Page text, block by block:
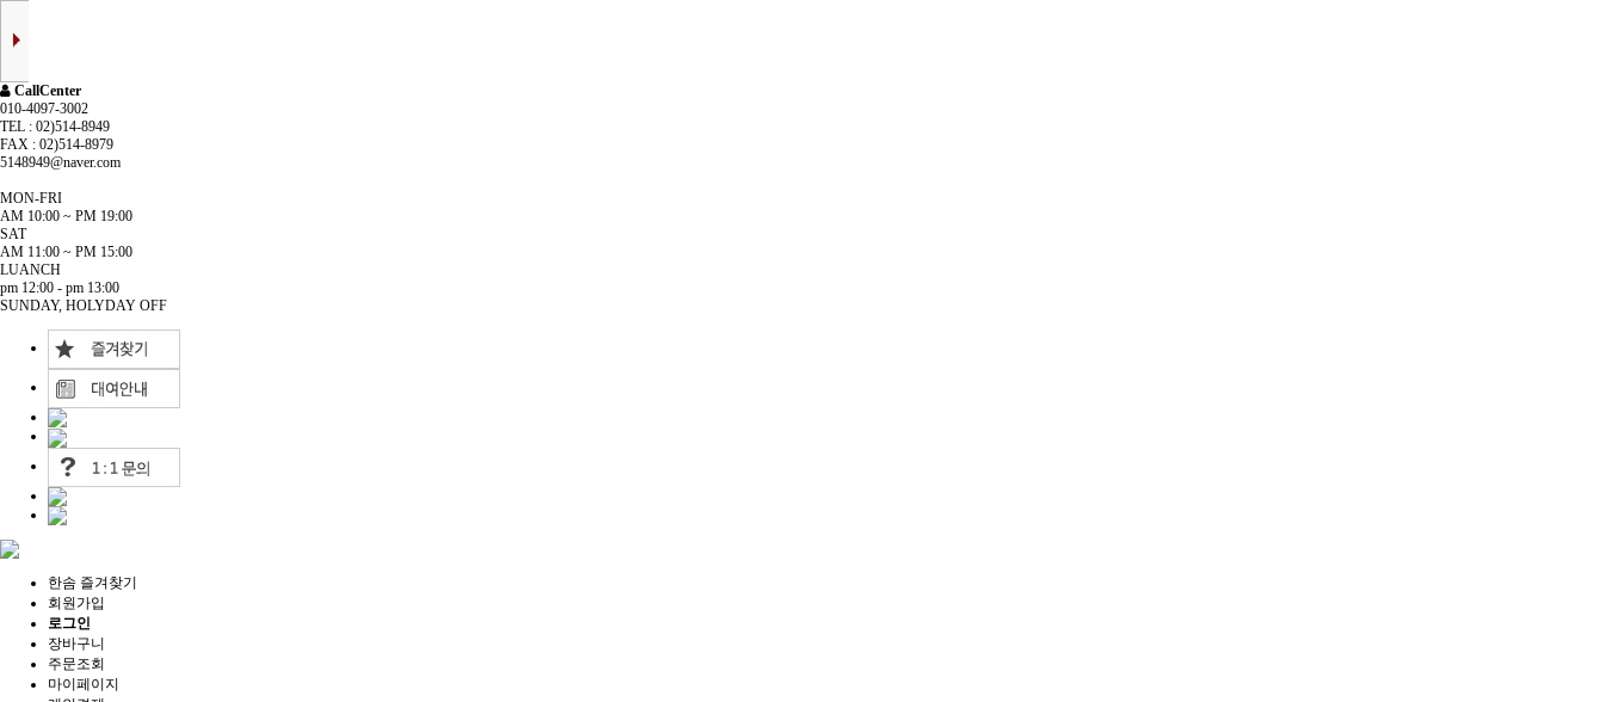
CallCenter
010-4097-3002
TEL : 02)514-8949
FAX : 02)514-8979
5148949@naver.com
MON-FRI
AM 10:00 ~ PM 19:00
SAT
AM 11:00 ~ PM 15:00
LUANCH
pm 12:00 - pm 13:00
SUNDAY, HOLYDAY OFF
한솜 즐겨찾기
회원가입
로그인
장바구니
주문조회
마이페이지